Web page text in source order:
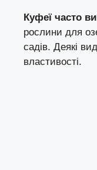
Куфеї часто
рослини для
садів. Деякі
властивості.